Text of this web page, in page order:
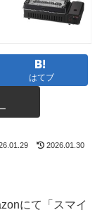
はてブ
2026.01.30
にて「スマイ